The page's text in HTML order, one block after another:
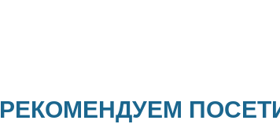
РЕКОМЕНДУЕМ